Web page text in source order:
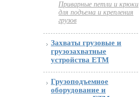
Приварные петли и крюки
для подъема и крепления
грузов
Захваты грузовые и
грузозахватные
устройства ETM
Грузоподъемное
оборудование и